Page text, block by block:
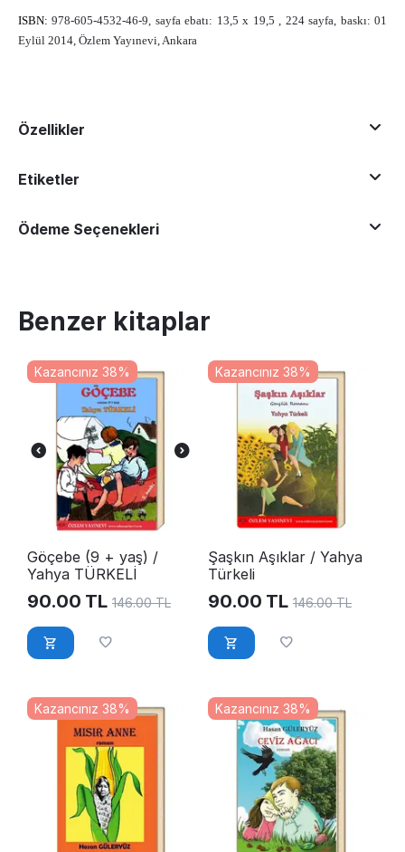
ISBN:978-605-4532-46-9, sayfa ebatı: 13,5 x 19,5 , 224 sayfa, baskı: 01
Eylül 2014, Özlem Yayınevi, Ankara
Özellikler
Etiketler
Ödeme Seçenekleri
Benzer kitaplar
Kazancınız 38%
Göçebe (9 + yaş) /
Yahya TÜRKELİ
90.00 TL 146.00 TL
Kazancınız 38%
Şaşkın Aşıklar / Yahya
Türkeli
90.00 TL 146.00 TL
Kazancınız 38% Kazancınız 38%